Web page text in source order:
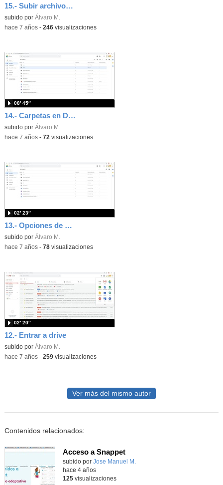
15.- Subir archivos y carpetas
subido por Álvaro M.
-hace 7 años- 246visualizaciones
14.- Carpetas en Drive
subido por Álvaro M.
08′ 45″
-hace 7 años- 72 visualizaciones
13.- Opciones de drive
subido por Álvaro M.
02′ 23″
-hace 7 años- 78visualizaciones
12.- Entrar a drive
subido por Álvaro M.
02′ 20″
-hace 7 años- 259visualizaciones
Ver más del mismo autor
Contenidos relacionados:
Acceso a Snappet
Contenido educativo.
subido por Jose Manuel M.
hace 4 años
125visualizaciones